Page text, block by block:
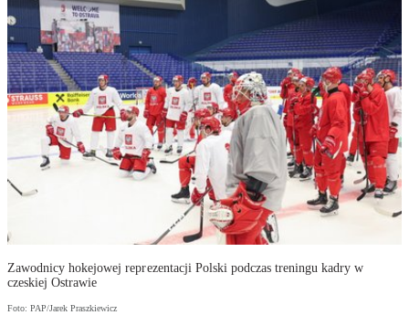
Zawodnicy hokejowej reprezentacji Polski podczas treningu kadry w
czeskiej Ostrawie
Foto: PAP/Jarek Praszkiewicz